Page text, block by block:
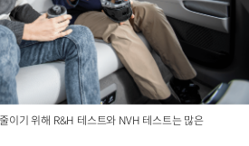
이기 위해 R&H 테스트와 NVH 테스트는 많은